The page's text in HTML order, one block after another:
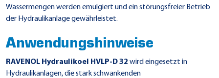
Wassermengen werden emulgiert und ein störungsfreier Betrieb
der Hydraulikanlage gewährleistet.
Anwendungshinweise
RAVENOL Hydraulikoel HVLP-D 32 wird eingesetzt in
Hydraulikanlagen, die stark schwankenden